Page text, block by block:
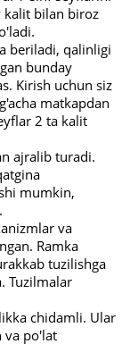
kalit bilan biroz
beriladi, qalinligi
bunday
Kirish uchun siz
matkapdan
2 ta kalit
ajralib turadi.
mumkin,
va
Ramka
tuzilishga
Tuzilmalar
chidamli. Ular
va po'lat